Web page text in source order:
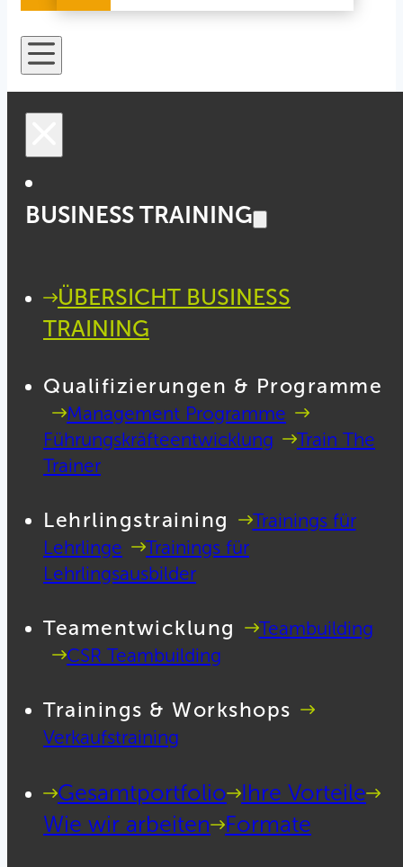
BUSINESS TRAINING
ÜBERSICHT BUSINESS
TRAINING
Qualifizierungen & Programme
Management Programme
Führungskräfteentwicklung
Train The
Trainer
Lehrlingstraining
Trainings für
Lehrlinge
Trainings für
Lehrlingsausbilder
Teamentwicklung
Teambuilding
CSR Teambuilding
Trainings & Workshops
Verkaufstraining
Gesamtportfolio
Ihre Vorteile
Wie wir arbeiten
Formate